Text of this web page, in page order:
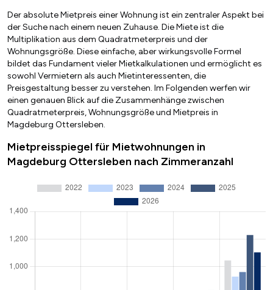
Der absolute Mietpreis einer Wohnung ist ein zentraler Aspekt bei
der Suche nach einem neuen Zuhause. Die Miete ist die
Multiplikation aus dem Quadratmeterpreis und der
Wohnungsgröße. Diese einfache, aber wirkungsvolle Formel
bildet das Fundament vieler Mietkalkulationen und ermöglicht es
sowohl Vermietern als auch Mietinteressenten, die
Preisgestaltung besser zu verstehen. Im Folgenden werfen wir
einen genauen Blick auf die Zusammenhänge zwischen
Quadratmeterpreis, Wohnungsgröße und Mietpreis in
Magdeburg Ottersleben.
Mietpreisspiegel für Mietwohnungen in
Magdeburg Ottersleben nach Zimmeranzahl